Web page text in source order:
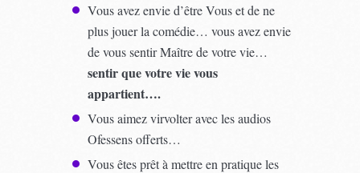
Vous avez envie d’être Vous et de ne
plus jouer la comédie… vous avez envie
de vous sentir Maître de votre vie…
sentir que votre vie vous
appartient….
Vous aimez virvolter avec les audios
Ofessens offerts…
Vous êtes prêt à mettre en pratique les